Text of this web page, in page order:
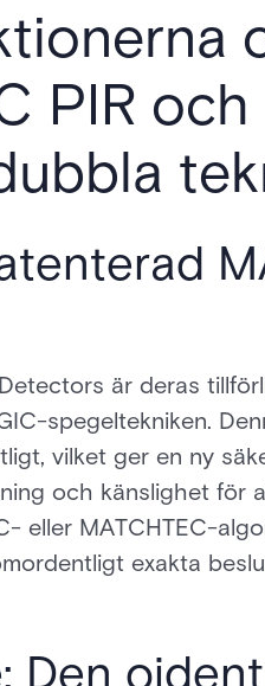
PIR och
är deras
spegeltekniken.
vilket ger en ny
och känslighet för
eller MATCHTEC-
exakta
Den